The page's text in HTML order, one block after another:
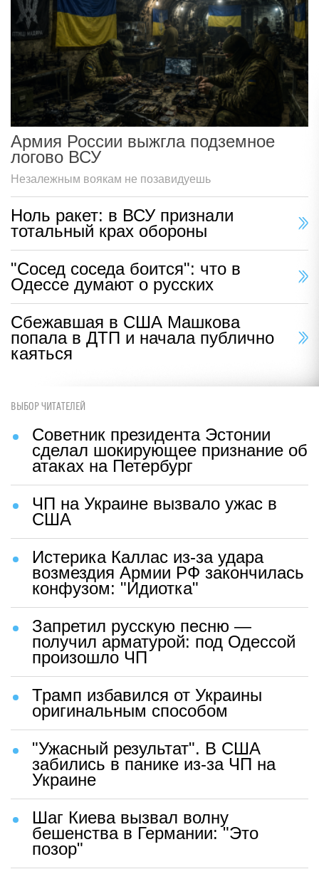
Армия России выжгла подземное
логово ВСУ
Незалежным воякам не позавидуешь
Ноль ракет: в ВСУ признали
тотальный крах обороны
"Сосед соседа боится": что в
Одессе думают о русских
Сбежавшая в США Машкова
попала в ДТП и начала публично
каяться
ВЫБОР ЧИТАТЕЛЕЙ
Советник президента Эстонии
сделал шокирующее признание об
атаках на Петербург
ЧП на Украине вызвало ужас в
США
Истерика Каллас из-за удара
возмездия Армии РФ закончилась
конфузом: "Идиотка"
Запретил русскую песню —
получил арматурой: под Одессой
произошло ЧП
Трамп избавился от Украины
оригинальным способом
"Ужасный результат". В США
забились в панике из-за ЧП на
Украине
Шаг Киева вызвал волну
бешенства в Германии: "Это
позор"